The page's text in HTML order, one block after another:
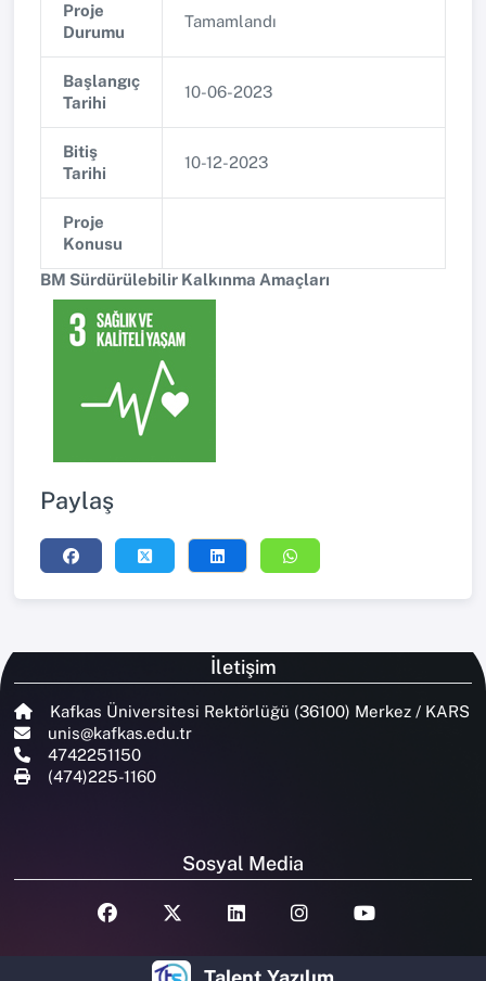
Proje
Durumu
Tamamlandı
Başlangıç
Tarihi
10-06-2023
Bitiş
Tarihi
10-12-2023
Proje
Konusu
BM Sürdürülebilir Kalkınma Amaçları
Paylaş
İletişim
Kafkas Üniversitesi Rektörlüğü (36100) Merkez / KARS
unis@kafkas.edu.tr
4742251150
(474)225-1160
Sosyal Media